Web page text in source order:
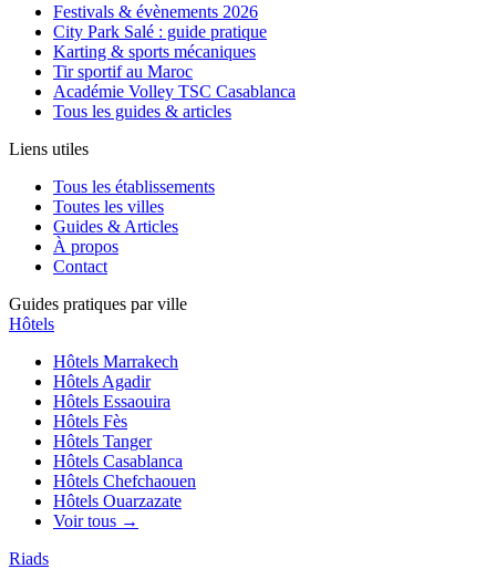
Festivals & évènements 2026
City Park Salé : guide pratique
Karting & sports mécaniques
Tir sportif au Maroc
Académie Volley TSC Casablanca
Tous les guides & articles
Liens utiles
Tous les établissements
Toutes les villes
Guides & Articles
À propos
Contact
Guides pratiques par ville
Hôtels
Hôtels Marrakech
Hôtels Agadir
Hôtels Essaouira
Hôtels Fès
Hôtels Tanger
Hôtels Casablanca
Hôtels Chefchaouen
Hôtels Ouarzazate
Voir tous →
Riads